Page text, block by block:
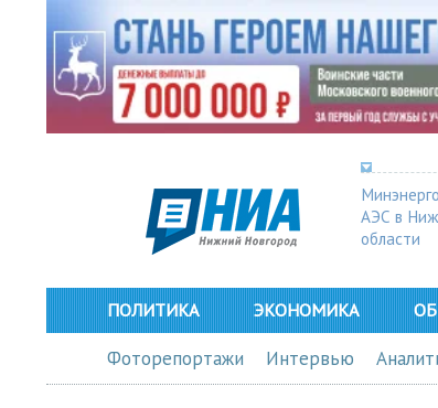
АЭС в
области
ПОЛИТИКА ЭКОНОМИКА
Фоторепортажи Интервью